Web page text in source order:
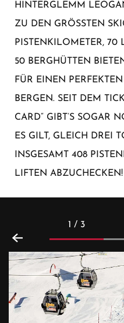
INTERGLEMM
U DEN GRÖSSTEN
STENKILOMETER, 70
BERGHÜTTEN BIETEN
R EINEN PERFEKTEN
RGEN. SEIT DEM
RD“ GIBT’S SOGAR
GILT, GLEICH DREI
SGESAMT 408
FTEN ABZUCHECKEN!
1 / 3